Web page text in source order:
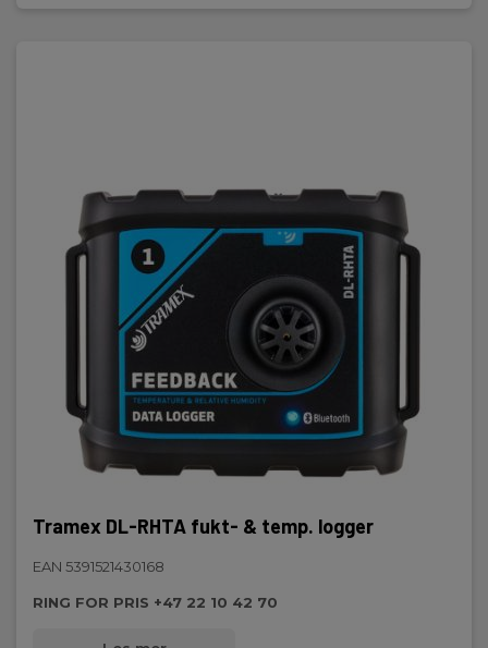
Tramex DL-RHTA fukt- & temp. logger
EAN 5391521430168
RING FOR PRIS +47 22 10 42 70